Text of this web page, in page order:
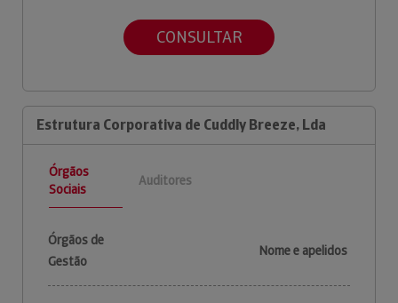
CONSULTAR
Estrutura Corporativa de Cuddly Breeze, Lda
Órgãos
Sociais
Auditores
Órgãos de
Gestão
Nome e apelidos